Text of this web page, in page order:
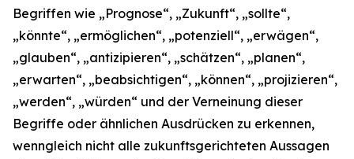
Begriffen wie „Prognose“, „Zukunft“, „sollte“,
„könnte“, „ermöglichen“, „potenziell“, „erwägen“,
„glauben“, „antizipieren“, „schätzen“, „planen“,
„erwarten“, „beabsichtigen“, „können“, „projizieren“,
„werden“, „würden“ und der Verneinung dieser
Begriffe oder ähnlichen Ausdrücken zu erkennen,
wenngleich nicht alle zukunftsgerichteten Aussagen